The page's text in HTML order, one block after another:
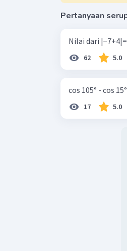
Pertanyaan
62 5.0
cos 105° - cos
17 5.0